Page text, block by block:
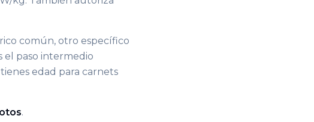
común, otro específico
el paso intermedio
edad para carnets
.